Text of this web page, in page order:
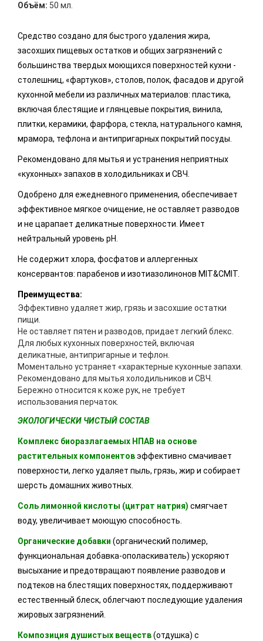
Объём: 50 мл.
Средство создано для быстрого удаления жира,
засохших пищевых остатков и общих загрязнений с
большинства твердых моющихся поверхностей кухни -
столешниц, «фартуков», столов, полок, фасадов и другой
кухонной мебели из различных материалов: пластика,
включая блестящие и глянцевые покрытия, винила,
плитки, керамики, фарфора, стекла, натурального камня,
мрамора, тефлона и антипригарных покрытий посуды.
Рекомендовано для мытья и устранения неприятных
«кухонных» запахов в холодильниках и СВЧ.
Одобрено для ежедневного применения, обеспечивает
эффективное мягкое очищение, не оставляет разводов
и не царапает деликатные поверхности. Имеет
нейтральный уровень pH.
Не содержит хлора, фосфатов и аллергенных
консервантов: парабенов и изотиазолинонов MIT&CMIT.
Преимущества:
Эффективно удаляет жир, грязь и засохшие остатки
пищи.
Не оставляет пятен и разводов, придает легкий блекс.
Для любых кухонных поверхностей, включая
деликатные, антипригарные и тефлон.
Моментально устраняет «характерные кухонные запахи.
Рекомендовано для мытья холодильников и СВЧ.
Бережно относится к коже рук, не требует
использования перчаток.
ЭКОЛОГИЧЕСКИ ЧИСТЫЙ СОСТАВ
Комплекс биоразлагаемых НПАВ на основе
растительных компонентовэффективно смачивает
поверхности, легко удаляет пыль, грязь, жир и собирает
шерсть домашних животных.
Соль лимонной кислоты (цитрат натрия) смягчает
воду, увеличивает моющую способность.
Органические добавки (органический полимер,
функциональная добавка-ополаскиватель) ускоряют
высыхание и предотвращают появление разводов и
подтеков на блестящих поверхностях, поддерживают
естественный блеск, облегчают последующие удаления
жировых загрязнений.
Композиция душистых веществ(отдушка) с